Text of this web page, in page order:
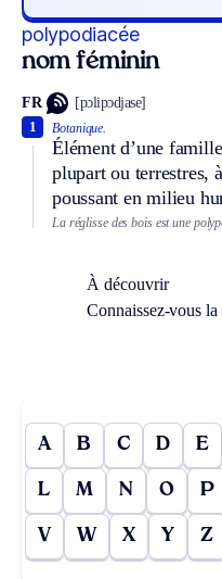
polypodiacée
nom féminin
FR [pɔlipɔdjase]
Botanique.
Élément d’une
plupart ou terrestres,
poussant en milieu
1
La réglisse des bois est une
À découvrir
Connaissez-vous
A B C D E
L M N O P
V W X Y Z